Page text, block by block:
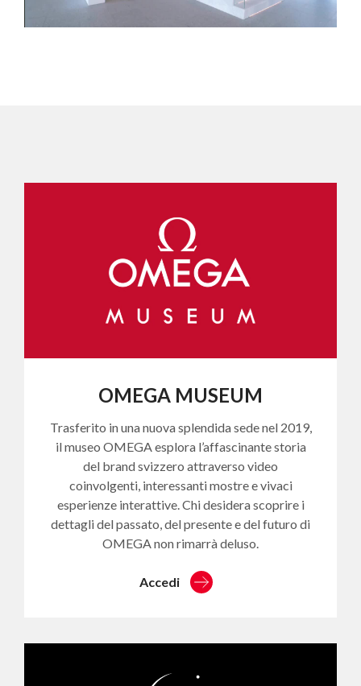
OMEGA MUSEUM
Trasferito in una nuova splendida sede nel 2019,
il museo OMEGA esplora l’affascinante storia
del brand svizzero attraverso video
coinvolgenti, interessanti mostre e vivaci
esperienze interattive. Chi desidera scoprire i
dettagli del passato, del presente e del futuro di
OMEGA non rimarrà deluso.
Accedi